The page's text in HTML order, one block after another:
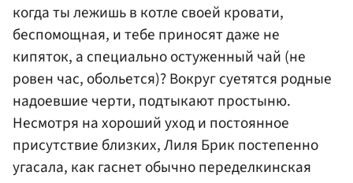
когда ты лежишь в котле своей кровати,
беспомощная, и тебе приносят даже не
кипяток, а специально остуженный чай (не
ровен час, обольется)? Вокруг суетятся родные
надоевшие черти, подтыкают простыню.
Несмотря на хороший уход и постоянное
присутствие близких, Лиля Брик постепенно
угасала, как гаснет обычно переделкинская